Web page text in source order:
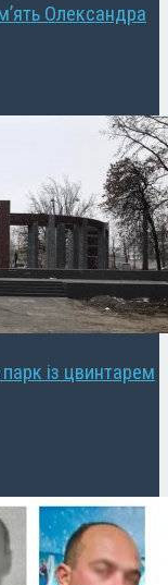
Олександра
парк із цвинтарем